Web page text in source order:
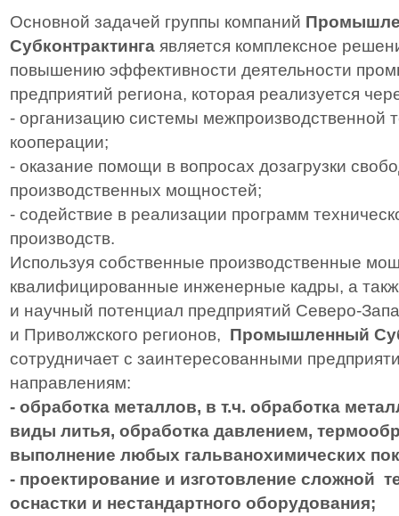
Основной задачей группы компаний
Субконтрактинга является комплексное
повышению эффективности деятельности
предприятий региона, которая реализуется
- организацию системы межпроизводственной
кооперации;
- оказание помощи в вопросах дозагрузки
производственных мощностей;
- содействие в реализации программ
производств.
Используя собственные производственные
квалифицированные инженерные кадры, а
и научный потенциал предприятий Северо-
и Приволжского регионов, Промышленный
сотрудничает с заинтересованными
направлениям:
- обработка металлов, в т.ч. обработка
виды литья, обработка давлением,
выполнение любых гальванохимических
- проектирование и изготовление сложной
оснастки и нестандартного оборудования;